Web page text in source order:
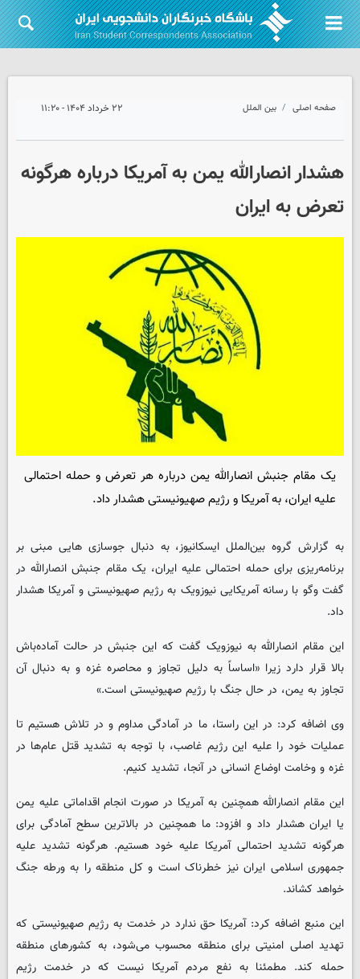
صفحه اصلی بین الملل ۲۲ خرداد ۱۴۰۴ - ۱۱:۲۰
هشدار انصارالله یمن به آمریکا درباره هرگونه
تعرض به ایران
یک مقام جنبش انصارالله یمن درباره هر تعرض و حمله احتمالی
علیه ایران، به آمریکا و رژیم صهیونیستی هشدار داد.
به گزارش گروه بین‌الملل ایسکانیوز، به دنبال جوسازی هایی مبنی بر
برنامه‌ریزی برای حمله احتمالی علیه ایران، یک مقام جنبش انصارالله در
گفت وگو با رسانه آمریکایی نیوزویک به رژیم صهیونیستی و آمریکا هشدار
داد.
این مقام انصارالله به نیوزویک گفت که این جنبش در حالت آماده‌باش
بالا قرار دارد زیرا «اساساً به دلیل تجاوز و محاصره غزه و به دنبال آن
تجاوز به یمن، در حال جنگ با رژیم صهیونیستی است.»
وی اضافه کرد: در این راستا، ما در آمادگی مداوم و در تلاش هستیم تا
عملیات خود را علیه این رژیم غاصب، با توجه به تشدید قتل عام‌ها در
غزه و وخامت اوضاع انسانی در آنجا، تشدید کنیم.
این مقام انصارالله همچنین به آمریکا در صورت انجام اقداماتی علیه یمن
یا ایران هشدار داد و افزود: ما همچنین در بالاترین سطح آمادگی برای
هرگونه تشدید احتمالی آمریکا علیه خود هستیم. هرگونه تشدید علیه
جمهوری اسلامی ایران نیز خطرناک است و کل منطقه را به ورطه جنگ
خواهد کشاند.
این منبع اضافه کرد: آمریکا حق ندارد در خدمت به رژیم صهیونیستی که
تهدید اصلی امنیتی برای منطقه محسوب می‌شود، به کشورهای منطقه
حمله کند. مطمئنا به نفع مردم آمریکا نیست که در خدمت رژیم